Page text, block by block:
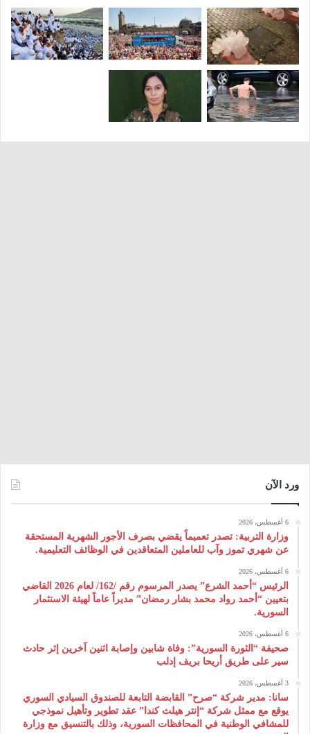
ورد الآن
6 أغسطس، 2026
وزارة التربية: تصدر تعميماً يقضي بصرف الأجور الشهرية المستحقة
عن شهري تموز وآب للعاملين المتعاقدين في الوظائف التعليمية.
6 أغسطس، 2026
الرئيس “أحمد الشرع” يصدر المرسوم رقم /162/ لعام 2026 ‌القاضي
بتعيين “أحمد رواد محمد بشار رمضان” مديراً عاماً لهيئة ‌الاستثمار
السورية.
6 أغسطس، 2026
صحيفة “الثورة السورية”: وفاة شابين وإصابة اثنين آخرين إثر حادث
سير على طريق أريحا بريف إدلب
3 أغسطس، 2026
سانا: مدير شركة “صرح” القابضة التابعة للصندوق السيادي السوري
يوقع مع ممثل شركة “إنتر هيلث كندا” عقد تطوير وتأهيل نموذجي
للمشافي الوطنية في المحافظات السورية، وذلك بالتنسيق مع وزارة